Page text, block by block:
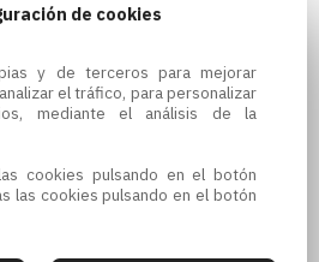
de cookies
y de terceros para mejorar
el tráfico, para personalizar
mediante el análisis de la
cookies pulsando en el botón
las cookies pulsando en el botón